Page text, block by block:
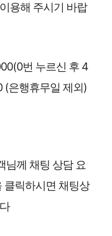
용해 주시기 바랍
번 누르신 후 4
(은행휴무일 제외)
님께 채팅 상담 요
클릭하시면 채팅상